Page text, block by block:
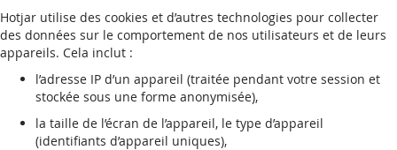
Hotjar utilise des cookies et d’autres technologies pour collecter
des données sur le comportement de nos utilisateurs et de leurs
appareils. Cela inclut :
l’adresse IP d’un appareil (traitée pendant votre session et
stockée sous une forme anonymisée),
la taille de l’écran de l’appareil, le type d’appareil
(identifiants d’appareil uniques),